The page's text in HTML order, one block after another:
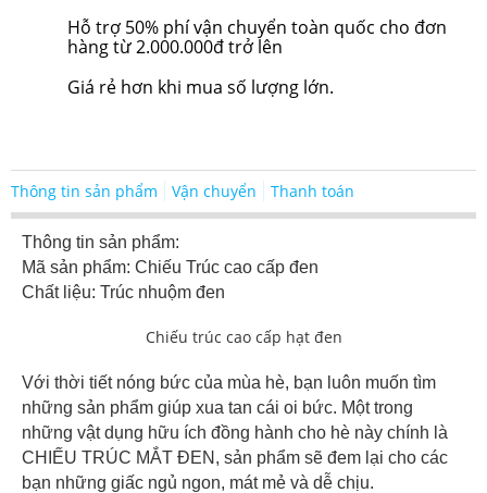
Hỗ trợ 50% phí vận chuyển toàn quốc cho đơn
hàng từ 2.000.000đ trở lên
Giá rẻ hơn khi mua số lượng lớn.
Thông tin sản phẩm Vận chuyển Thanh toán
Thông tin sản phẩm:
Mã sản phẩm: Chiếu Trúc cao cấp đen
Chất liệu: Trúc nhuộm đen
Chiếu trúc cao cấp hạt đen
Với thời tiết nóng bức của mùa hè, bạn luôn muốn tìm
những sản phẩm giúp xua tan cái oi bức. Một trong
những vật dụng hữu ích đồng hành cho hè này chính là
CHIẾU TRÚC MẮT ĐEN, sản phẩm sẽ đem lại cho các
bạn những giấc ngủ ngon, mát mẻ và dễ chịu.